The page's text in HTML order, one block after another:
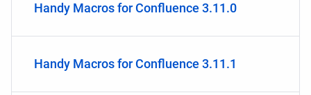
Handy Macros for Confluence 3.11.0
Handy Macros for Confluence 3.11.1